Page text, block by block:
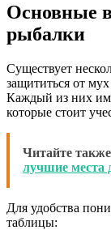
Основные
рыбалки
Существует
защититься от
Каждый из них
которые стоит
Читайте
лучшие места
Для удобства
таблицы: